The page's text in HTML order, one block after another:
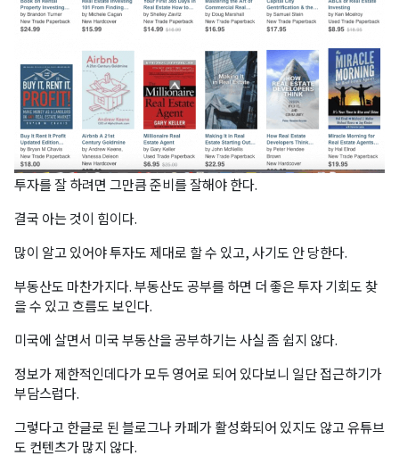
투자를 잘 하려면 그만큼 준비를 잘해야 한다.
결국 아는 것이 힘이다.
많이 알고 있어야 투자도 제대로 할 수 있고, 사기도 안 당한다.
부동산도 마찬가지다. 부동산도 공부를 하면 더 좋은 투자 기회도 찾
을 수 있고 흐름도 보인다.
미국에 살면서 미국 부동산을 공부하기는 사실 좀 쉽지 않다.
정보가 제한적인데다가 모두 영어로 되어 있다보니 일단 접근하기가
부담스럽다.
그렇다고 한글로 된 블로그나 카페가 활성화되어 있지도 않고 유튜브
도 컨텐츠가 많지 않다.